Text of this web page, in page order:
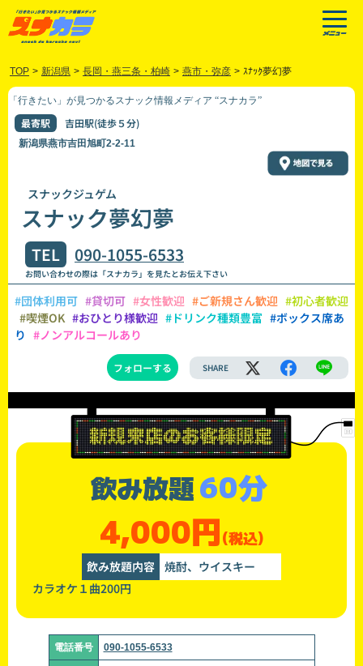
TOP > 新潟県 > 長岡・燕三条・柏崎 > 燕市・弥彦 > ｽﾅｯｸ夢幻夢
「行きたい」が見つかるスナック情報メディア “スナカラ”
最寄駅 吉田駅(徒歩５分)
新潟県燕市吉田旭町2-2-11
スナックジュゲム
スナック夢幻夢
TEL 090-1055-6533
お問い合わせの際は「スナカラ」を見たとお伝え下さい
#団体利用可 #貸切可 #女性歓迎 #ご新規さん歓迎 #初心者歓迎
#喫煙OK #おひとり様歓迎 #ドリンク種類豊富 #ボックス席あ
り #ノンアルコールあり
フォローする SHARE
飲み放題60分
4,000円(税込)
飲み放題内容 焼酎、ウイスキー
カラオケ１曲200円
電話番号 090-1055-6533